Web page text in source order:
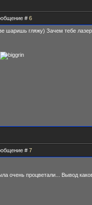
# 6
шаришь гляжу) Зачем тебе
# 7
очень процветали... Вывод